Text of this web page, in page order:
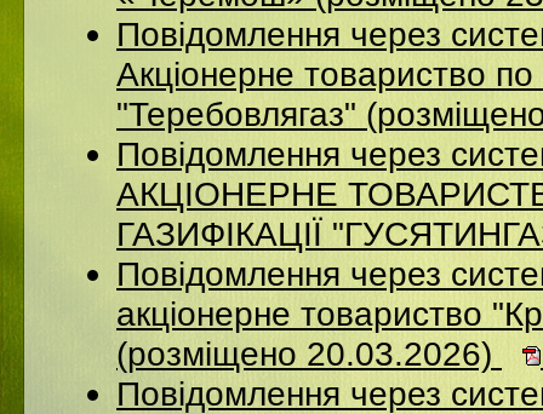
Повідомлення через
Акціонерне товариство по
"Теребовлягаз"
Повідомлення через
АКЦІОНЕРНЕ
ГАЗИФІКАЦІЇ
Повідомлення через
акцiонерне товариство
(розміщено 20.03.2026)
Повідомлення через